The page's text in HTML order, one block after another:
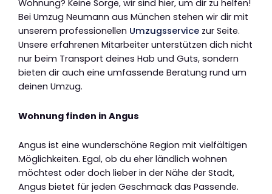
Wohnung? Keine Sorge, wir sind hier, um dir zu helfen!
Bei Umzug Neumann aus München stehen wir dir mit
unserem professionellen Umzugsservice zur Seite.
Unsere erfahrenen Mitarbeiter unterstützen dich nicht
nur beim Transport deines Hab und Guts, sondern
bieten dir auch eine umfassende Beratung rund um
deinen Umzug.
Wohnung finden in Angus
Angus ist eine wunderschöne Region mit vielfältigen
Möglichkeiten. Egal, ob du eher ländlich wohnen
möchtest oder doch lieber in der Nähe der Stadt,
Angus bietet für jeden Geschmack das Passende.